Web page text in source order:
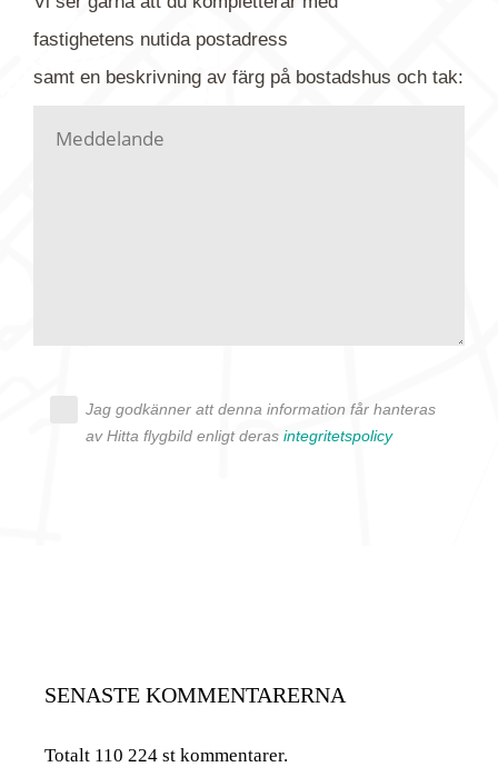
kontaktar dig så fort vi kan, givetvis utan
fastighetens nutidapostadress
samt en beskrivning av färg på bostadshus och tak:
Jag godkänner att denna information får hanteras
av Hitta flygbild enligt deras integritetspolicy
SENASTE KOMMENTARERNA
Totalt 110 224 st kommentarer.